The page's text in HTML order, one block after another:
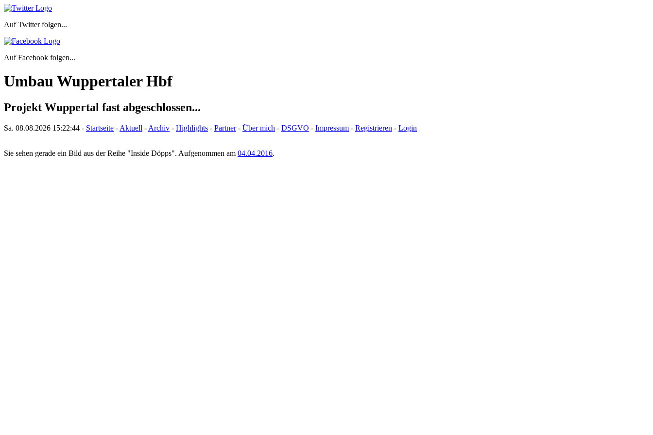
Auf Twitter folgen...
Auf Facebook folgen...
Umbau Wuppertaler Hbf
Projekt Wuppertal fast abgeschlossen...
Sa. 08.08.2026 15:22:44 - Startseite - Aktuell - Archiv - Highlights - Partner- Über mich - DSGVO - Impressum - Registrieren - Login
Sie sehen gerade ein Bild aus der Reihe "Inside Döpps". Aufgenommen am 04.04.2016.